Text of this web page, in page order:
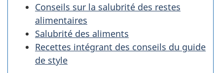
Conseils sur la salubrité des restes
alimentaires
Salubrité des aliments
Recettes intégrant des conseils du guide
de style